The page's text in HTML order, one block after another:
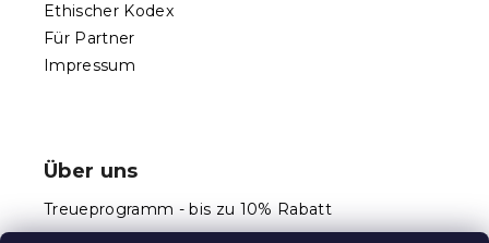
Ethischer Kodex
Für Partner
Impressum
Über uns
Treueprogramm - bis zu 10% Rabatt